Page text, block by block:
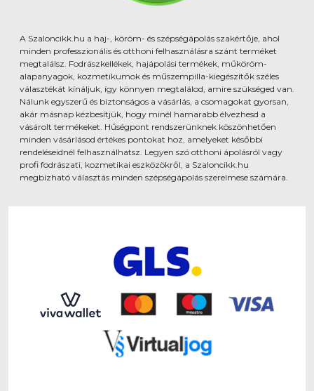
A Szaloncikk.hu a haj-, köröm- és szépségápolás szakértője, ahol
minden professzionális és otthoni felhasználásra szánt terméket
megtalálsz. Fodrászkellékek, hajápolási termékek, műköröm-
alapanyagok, kozmetikumok és műszempilla-kiegészítők széles
választékát kínáljuk, így könnyen megtalálod, amire szükséged van.
Nálunk egyszerű és biztonságos a vásárlás, a csomagokat gyorsan,
akár másnap kézbesítjük, hogy minél hamarabb élvezhesd a
vásárolt termékeket. Hűségpont rendszerünknek köszönhetően
minden vásárlásod értékes pontokat hoz, amelyeket későbbi
rendeléseidnél felhasználhatsz. Legyen szó otthoni ápolásról vagy
profi fodrászati, kozmetikai eszközökről, a Szaloncikk.hu
megbízható választás minden szépségápolás szerelmese számára.